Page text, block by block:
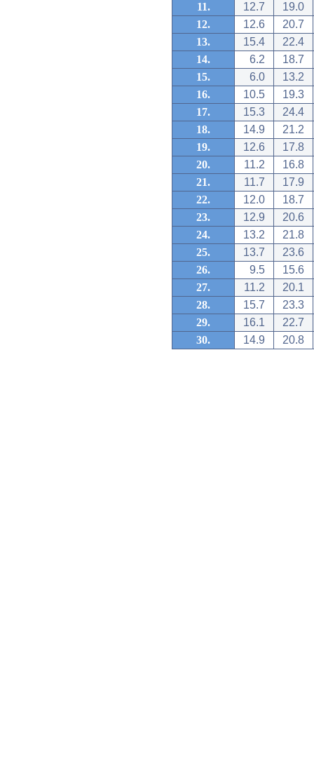
11.
12.7
19.0
12.
12.6
20.7
13.
15.4
22.4
14.
6.2
18.7
15.
6.0
13.2
16.
10.5
19.3
17.
15.3
24.4
18.
14.9
21.2
19.
12.6
17.8
20.
11.2
16.8
21.
11.7
17.9
22.
12.0
18.7
23.
12.9
20.6
24.
13.2
21.8
25.
13.7
23.6
26.
9.5
15.6
27.
11.2
20.1
28.
15.7
23.3
29.
16.1
22.7
30.
14.9 20.8